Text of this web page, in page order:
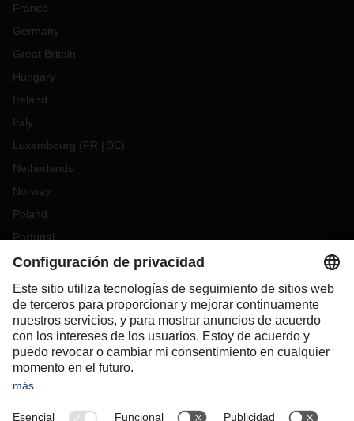
France
Germany
Great Britain
Hungary
Ireland
Italy
Luxembourg (FR DE)
Netherlands
Norway
Poland
Portugal
Romania
Slovakia
Spain
Sweden
Switzerland(DE FR)
Turkey
OCEANIA